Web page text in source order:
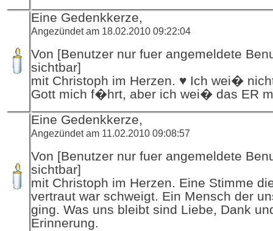
Eine Gedenkkerze,
Angezündet am 18.02.2010 09:22:04
Von [Benutzer nur fuer angemeldete
sichtbar]
mit Christoph im Herzen. ♥ Ich wei�
Gott mich f�hrt, aber ich wei� das ER
Eine Gedenkkerze,
Angezündet am 11.02.2010 09:08:57
Von [Benutzer nur fuer angemeldete
sichtbar]
mit Christoph im Herzen. Eine Stimme
vertraut war schweigt. Ein Mensch der
ging. Was uns bleibt sind Liebe, Dank
Erinnerung.